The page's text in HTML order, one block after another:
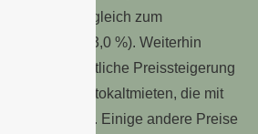
22,6 % im Vergleich zum
2023: +113,0 %). Weiterhin
Preissteigerung
waren die Nettokaltmieten, die mit
wirkten. Einige andere Preise